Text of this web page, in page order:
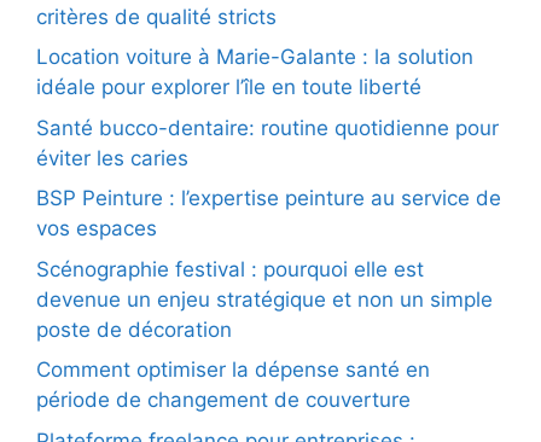
critères de qualité stricts
Location voiture à Marie-Galante : la solution
idéale pour explorer l’île en toute liberté
Santé bucco-dentaire: routine quotidienne pour
éviter les caries
BSP Peinture : l’expertise peinture au service de
vos espaces
Scénographie festival : pourquoi elle est
devenue un enjeu stratégique et non un simple
poste de décoration
Comment optimiser la dépense santé en
période de changement de couverture